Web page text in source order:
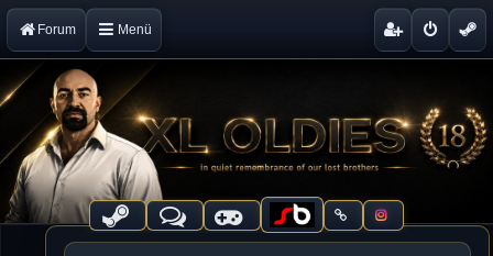
Forum Menü